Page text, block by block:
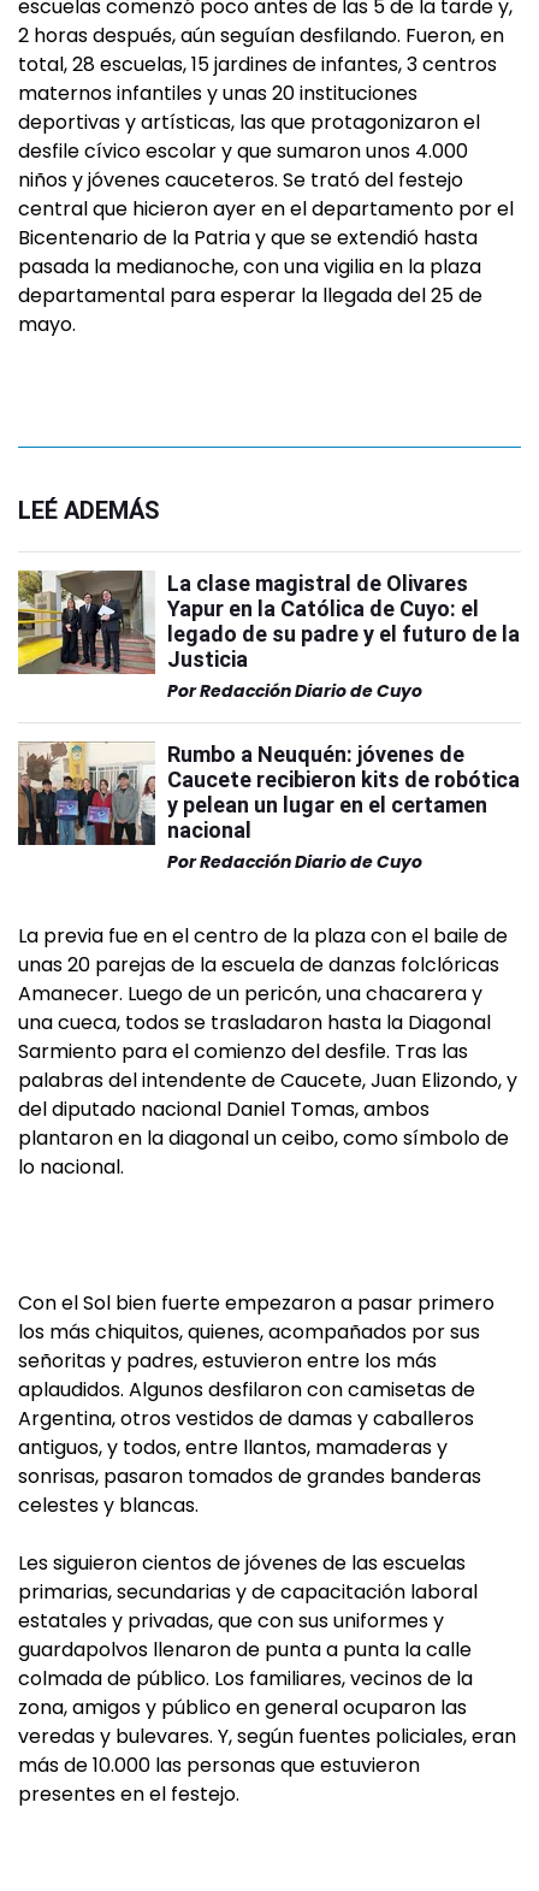
escuelas comenzó poco antes de las 5 de la tarde y,
2 horas después, aún seguían desfilando. Fueron, en
total, 28 escuelas, 15 jardines de infantes, 3 centros
maternos infantiles y unas 20 instituciones
deportivas y artísticas, las que protagonizaron el
desfile cívico escolar y que sumaron unos 4.000
niños y jóvenes cauceteros. Se trató del festejo
central que hicieron ayer en el departamento por el
Bicentenario de la Patria y que se extendió hasta
pasada la medianoche, con una vigilia en la plaza
departamental para esperar la llegada del 25 de
mayo.
LEÉ ADEMÁS
La clase magistral de Olivares
Yapur en la Católica de Cuyo: el
legado de su padre y el futuro de la
Justicia
PorRedacción Diario de Cuyo
Rumbo a Neuquén: jóvenes de
Caucete recibieron kits de robótica
y pelean un lugar en el certamen
nacional
PorRedacción Diario de Cuyo
La previa fue en el centro de la plaza con el baile de
unas 20 parejas de la escuela de danzas folclóricas
Amanecer. Luego de un pericón, una chacarera y
una cueca, todos se trasladaron hasta la Diagonal
Sarmiento para el comienzo del desfile. Tras las
palabras del intendente de Caucete, Juan Elizondo, y
del diputado nacional Daniel Tomas, ambos
plantaron en la diagonal un ceibo, como símbolo de
lo nacional.
Con el Sol bien fuerte empezaron a pasar primero
los más chiquitos, quienes, acompañados por sus
señoritas y padres, estuvieron entre los más
aplaudidos. Algunos desfilaron con camisetas de
Argentina, otros vestidos de damas y caballeros
antiguos, y todos, entre llantos, mamaderas y
sonrisas, pasaron tomados de grandes banderas
celestes y blancas.
Les siguieron cientos de jóvenes de las escuelas
primarias, secundarias y de capacitación laboral
estatales y privadas, que con sus uniformes y
guardapolvos llenaron de punta a punta la calle
colmada de público. Los familiares, vecinos de la
zona, amigos y público en general ocuparon las
veredas y bulevares. Y, según fuentes policiales, eran
más de 10.000 las personas que estuvieron
presentes en el festejo.